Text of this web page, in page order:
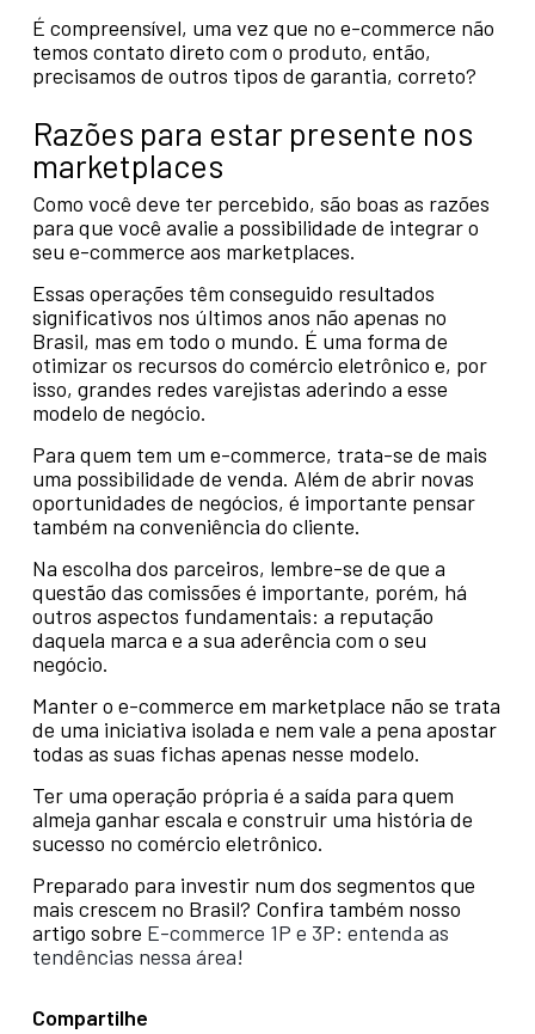
É compreensível, uma vez que no e-commerce não
temos contato direto com o produto, então,
precisamos de outros tipos de garantia, correto?
Razões para estar presente nos
marketplaces
Como você deve ter percebido, são boas as razões
para que você avalie a possibilidade de integrar o
seu e-commerce aos marketplaces.
Essas operações têm conseguido resultados
significativos nos últimos anos não apenas no
Brasil, mas em todo o mundo. É uma forma de
otimizar os recursos do comércio eletrônico e, por
isso, grandes redes varejistas aderindo a esse
modelo de negócio.
Para quem tem um e-commerce, trata-se de mais
uma possibilidade de venda. Além de abrir novas
oportunidades de negócios, é importante pensar
também na conveniência do cliente.
Na escolha dos parceiros, lembre-se de que a
questão das comissões é importante, porém, há
outros aspectos fundamentais: a reputação
daquela marca e a sua aderência com o seu
negócio.
Manter o e-commerce em marketplace não se trata
de uma iniciativa isolada e nem vale a pena apostar
todas as suas fichas apenas nesse modelo.
Ter uma operação própria é a saída para quem
almeja ganhar escala e construir uma história de
sucesso no comércio eletrônico.
Preparado para investir num dos segmentos que
mais crescem no Brasil? Confira também nosso
artigo sobre E-commerce 1P e 3P: entenda as
tendências nessa área!
Compartilhe